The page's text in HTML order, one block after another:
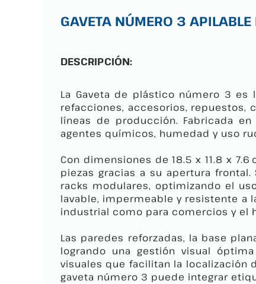
GAVETA NÚMERO 3
DESCRIPCIÓN:
La Gaveta de plástico número 3
refacciones, accesorios, repuestos,
líneas de producción. Fabricada
agentes químicos, humedad y uso
Con dimensiones de 18.5 x 11.8 x
piezas gracias a su apertura
racks modulares, optimizando el
lavable, impermeable y resistente a
industrial como para comercios y el
Las paredes reforzadas, la base
logrando una gestión visual
visuales que facilitan la localización
gaveta número 3 puede integrar